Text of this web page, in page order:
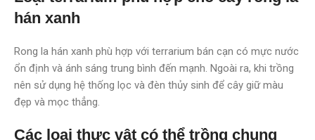
hán xanh
Rong la hán xanh phù hợp với terrarium bán cạn có mực nước
ổn định và ánh sáng trung bình đến mạnh. Ngoài ra, khi trồng
nên sử dụng hệ thống lọc và đèn thủy sinh để cây giữ màu
đẹp và mọc thẳng.
Các loại thực vật có thể trồng chung